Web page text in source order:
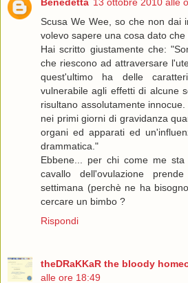
Benedetta 13 ottobre 2010 alle
Scusa We Wee, so che non dai
volevo sapere una cosa dato
Hai scritto giustamente che:
che riescono ad attraversare
quest'ultimo ha delle
vulnerabile agli effetti di alcune
risultano assolutamente
nei primi giorni di gravidanza
organi ed apparati ed
drammatica."
Ebbene... per chi come me
cavallo dell'ovulazione
settimana (perchè ne ha
cercare un bimbo ?
Rispondi
theDRaKKaR the bloody
alle ore 18:49